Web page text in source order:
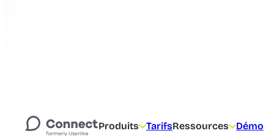
Produits TarifsRessources Démo